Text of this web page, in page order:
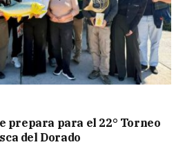
prepara para el 22° Torneo
del Dorado